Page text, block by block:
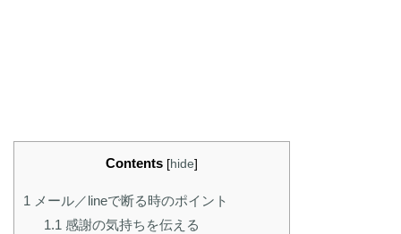
Contents [hide]
1 メール／lineで断る時のポイント
1.1 感謝の気持ちを伝える